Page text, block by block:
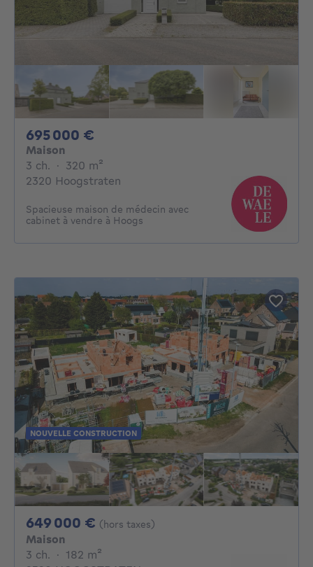
695 000 €
Maison
3 ch. 3 chambres
· 320 m²
2320 Hoogstraten
Spacieuse maison de médecin avec
cabinet à vendre à Hoogs
NOUVELLE CONSTRUCTION
649 000 € 649000€
(hors taxes)
Maison
3 ch. 3 chambres
· 182 m²